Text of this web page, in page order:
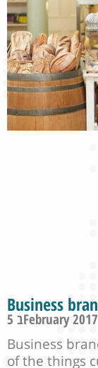
Business
5 בFebruary 2017
Business
of the things